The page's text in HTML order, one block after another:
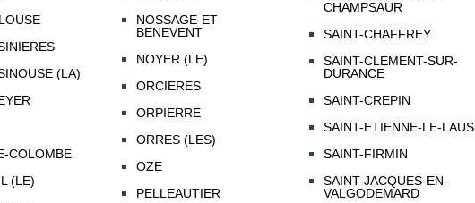
(LA)
COLOMBE
(LE)
NOSSAGE-ET-
BENEVENT
NOYER (LE)
ORCIERES
ORPIERRE
ORRES (LES)
OZE
PELLEAUTIER
CHAMPSAUR
SAINT-CHAFFREY
SAINT-CLEMENT-SUR-
DURANCE
SAINT-CREPIN
SAINT-ETIENNE-LE-LAUS
SAINT-FIRMIN
SAINT-JACQUES-EN-
VALGODEMARD